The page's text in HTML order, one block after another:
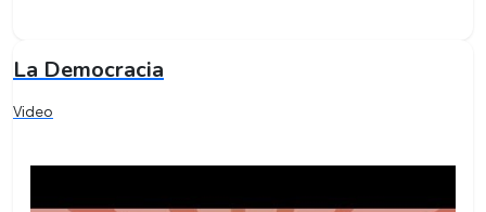
La Democracia
Video